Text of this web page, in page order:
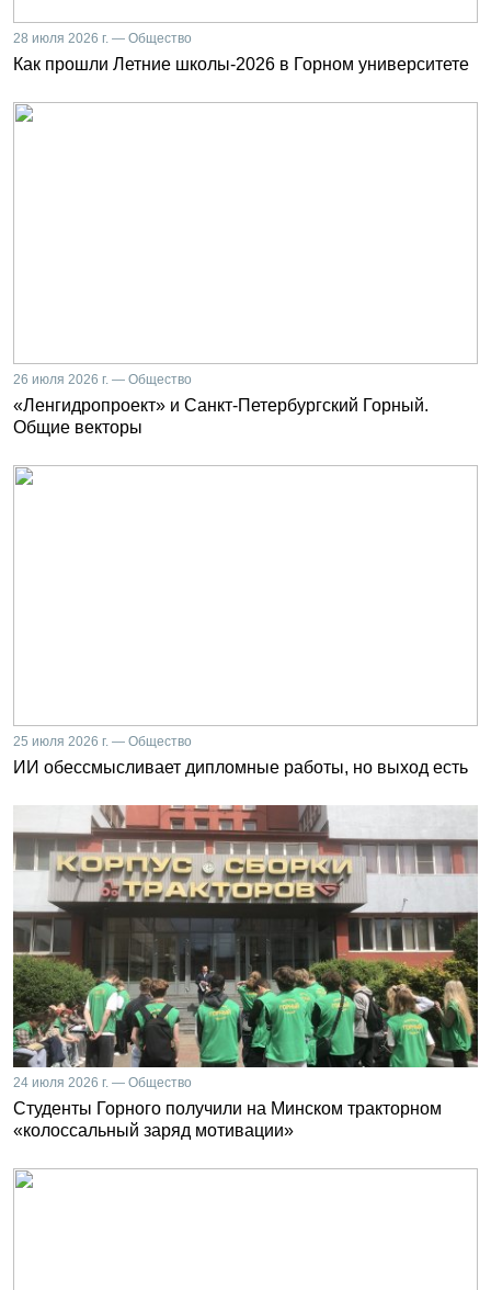
28 июля 2026 г. — Общество
Как прошли Летние школы-2026 в Горном университете
26 июля 2026 г. — Общество
«Ленгидропроект» и Санкт-Петербургский Горный.
Общие векторы
25 июля 2026 г. — Общество
ИИ обессмысливает дипломные работы, но выход есть
24 июля 2026 г. — Общество
Студенты Горного получили на Минском тракторном
«колоссальный заряд мотивации»